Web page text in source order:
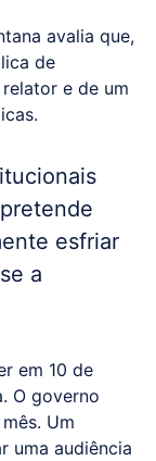
avalia que,
de
e de um
esfriar
a
em 10 de
O governo
Um
uma audiência